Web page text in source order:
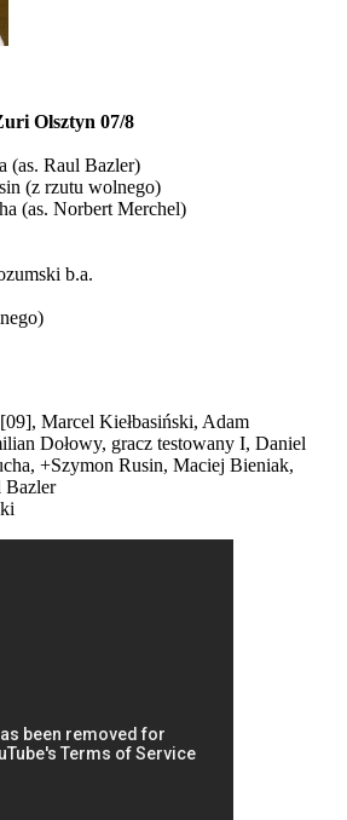
Olsztyn 07/8
(as. Raul Bazler)
(z rzutu wolnego)
(as. Norbert Merchel)
b.a.
Marcel Kiełbasiński, Adam
Dołowy, gracz testowany I, Daniel
+Szymon Rusin, Maciej Bieniak,
Bazler